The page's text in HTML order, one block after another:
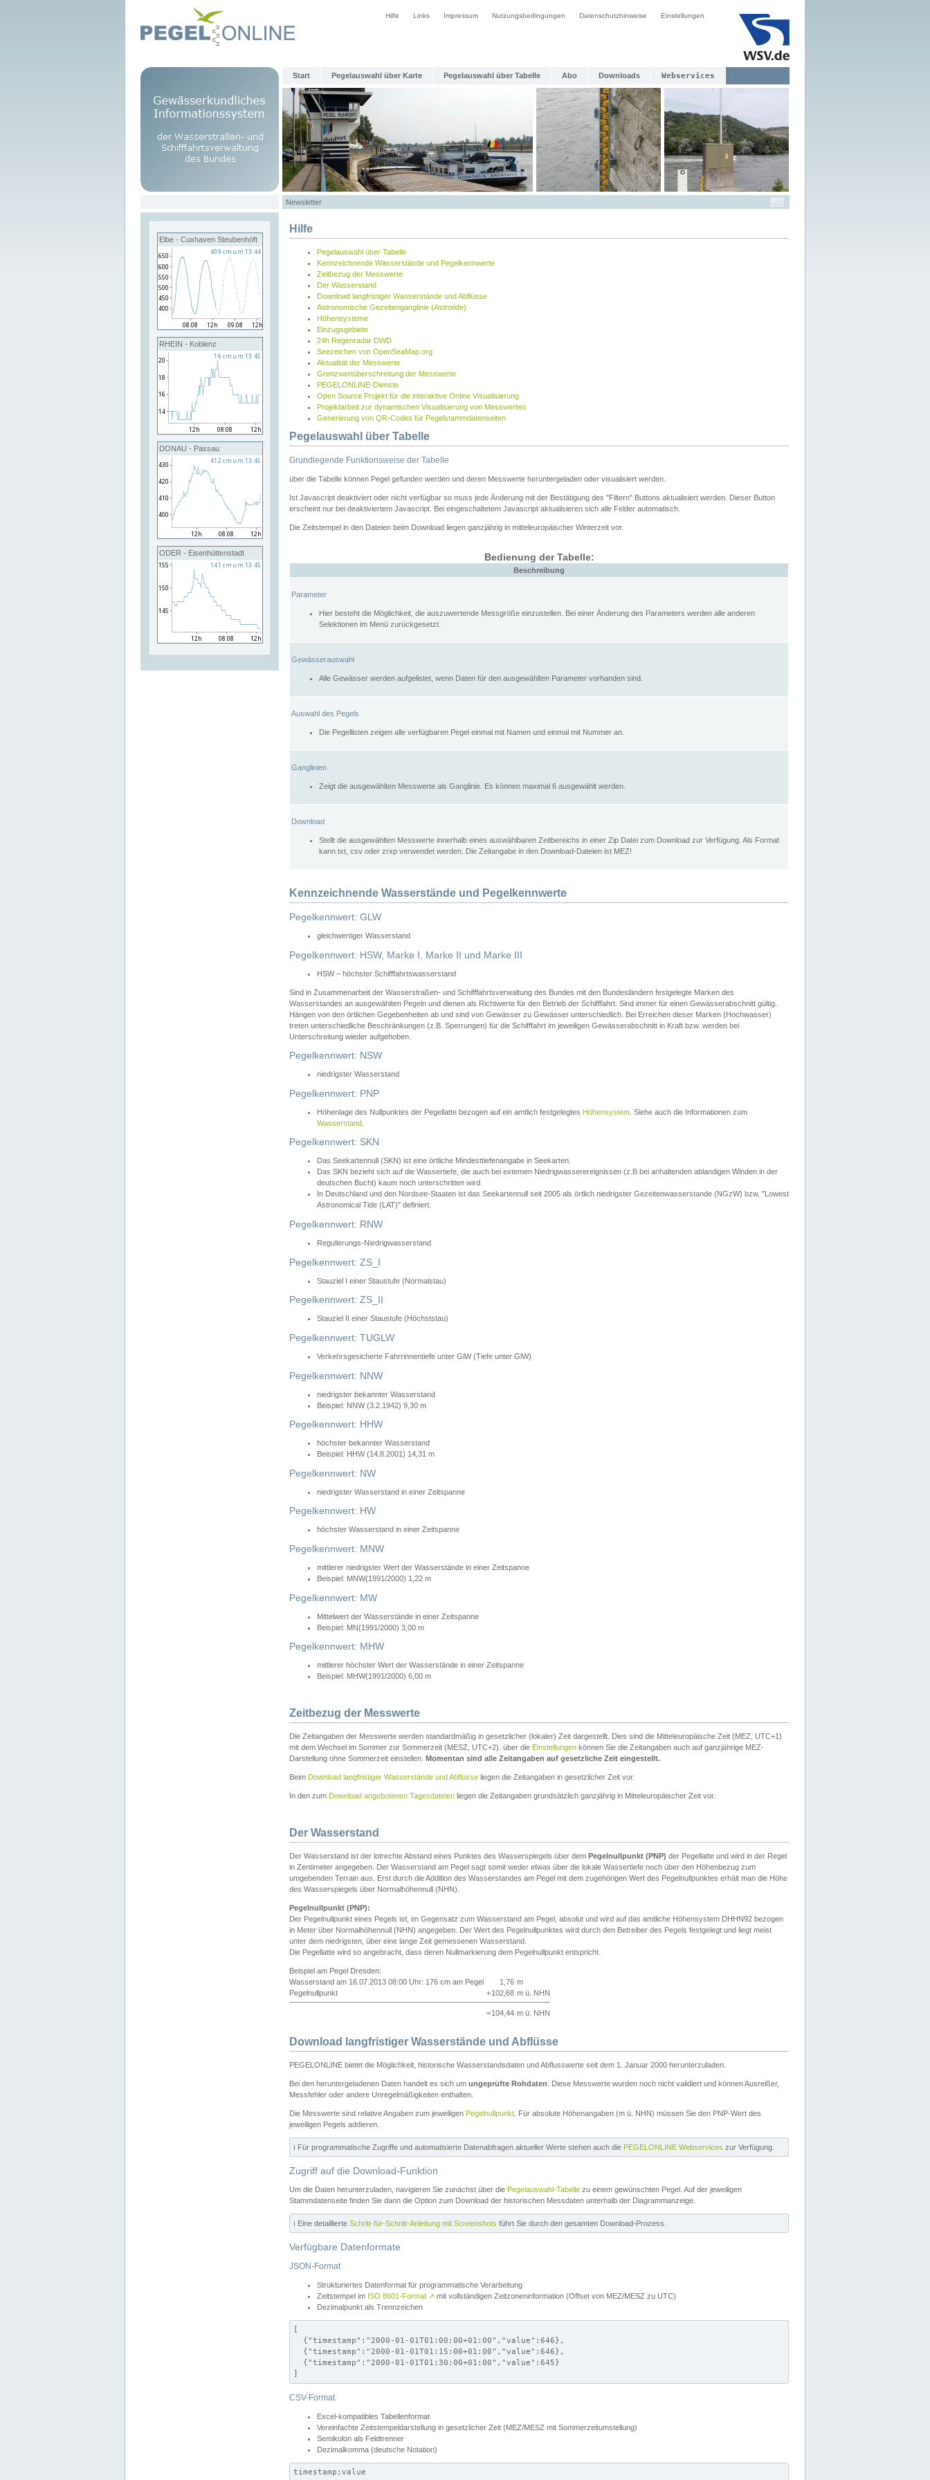
Hilfe Links Impressum Nutzungsbedingungen Datenschutzhinweise Einstellungen
Start Pegelauswahl über Karte Pegelauswahl über Tabelle Abo Downloads Webservices
Newsletter
Elbe - Cuxhaven Steubenhöft
RHEIN - Koblenz
DONAU - Passau
ODER - Eisenhüttenstadt
Hilfe
Pegelauswahl über Tabelle
Kennzeichnende Wasserstände und Pegelkennwerte
Zeitbezug der Messwerte
Der Wasserstand
Download langfristiger Wasserstände und Abflüsse
Astronomische Gezeitenganglinie (Astrotide)
Höhensysteme
Einzugsgebiete
24h Regenradar DWD
Seezeichen von OpenSeaMap.org
Aktualität der Messwerte
Grenzwertüberschreitung der Messwerte
PEGELONLINE-Dienste
Open Source Projekt für die interaktive Online Visualisierung
Projektarbeit zur dynamischen Visualisierung von Messwerten
Generierung von QR-Codes für Pegelstammdatenseiten
Pegelauswahl über Tabelle
Grundlegende Funktionsweise der Tabelle
über die Tabelle können Pegel gefunden werden und deren Messwerte heruntergeladen oder visualisiert werden.
Ist Javascript deaktiviert oder nicht verfügbar so muss jede Änderung mit der Bestätigung des "Filtern" Buttons aktualisiert werden. Dieser Button
erscheint nur bei deaktiviertem Javascript. Bei eingeschaltetem Javascript aktualisieren sich alle Felder automatisch.
Die Zeitstempel in den Dateien beim Download liegen ganzjährig in mitteleuropäischer Winterzeit vor.
Bedienung der Tabelle:
Beschreibung
Parameter
Hier besteht die Möglichkeit, die auszuwertende Messgröße einzustellen. Bei einer Änderung des Parameters werden alle anderen
Selektionen im Menü zurückgesetzt.
Gewässerauswahl
Alle Gewässer werden aufgelistet, wenn Daten für den ausgewählten Parameter vorhanden sind.
Auswahl des Pegels
Die Pegellisten zeigen alle verfügbaren Pegel einmal mit Namen und einmal mit Nummer an.
Ganglinien
Zeigt die ausgewählten Messwerte als Ganglinie. Es können maximal 6 ausgewählt werden.
Download
Stellt die ausgewählten Messwerte innerhalb eines auswählbaren Zeitbereichs in einer Zip Datei zum Download zur Verfügung. Als Format
kann txt, csv oder zrxp verwendet werden. Die Zeitangabe in den Download-Dateien ist MEZ!
Kennzeichnende Wasserstände und Pegelkennwerte
Pegelkennwert: GLW
gleichwertiger Wasserstand
Pegelkennwert: HSW, Marke I, Marke II und Marke III
HSW – höchster Schifffahrtswasserstand
Sind in Zusammenarbeit der Wasserstraßen- und Schifffahrtsverwaltung des Bundes mit den Bundesländern festgelegte Marken des
Wasserstandes an ausgewählten Pegeln und dienen als Richtwerte für den Betrieb der Schifffahrt. Sind immer für einen Gewässerabschnitt gültig.
Hängen von den örtlichen Gegebenheiten ab und sind von Gewässer zu Gewässer unterschiedlich. Bei Erreichen dieser Marken (Hochwasser)
treten unterschiedliche Beschränkungen (z.B. Sperrungen) für die Schifffahrt im jeweiligen Gewässerabschnitt in Kraft bzw. werden bei
Unterschreitung wieder aufgehoben.
Pegelkennwert: NSW
niedrigster Wasserstand
Pegelkennwert: PNP
Höhenlage des Nullpunktes der Pegellatte bezogen auf ein amtlich festgelegtes Höhensystem . Siehe auch die Informationen zum
Wasserstand
Pegelkennwert: SKN
Das Seekartennull (SKN) ist eine örtliche Mindesttiefenangabe in Seekarten.
Das SKN bezieht sich auf die Wassertiefe, die auch bei extemen Niedrigwasserereignissen (z.B bei anhaltenden ablandigen Winden in der
deutschen Bucht) kaum noch unterschritten wird.
In Deutschland und den Nordsee-Staaten ist das Seekartennull seit 2005 als örtlich niedrigster Gezeitenwasserstande (NGzW) bzw. "Lowest
Astronomical Tide (LAT)" definiert.
Pegelkennwert: RNW
Regulierungs-Niedrigwasserstand
Pegelkennwert: ZS_I
Stauziel I einer Staustufe (Normalstau)
Pegelkennwert: ZS_II
Stauziel II einer Staustufe (Höchststau)
Pegelkennwert: TUGLW
Verkehrsgesicherte Fahrrinnentiefe unter GlW (Tiefe unter GlW)
Pegelkennwert: NNW
niedrigster bekannter Wasserstand
Beispiel: NNW (3.2.1942) 9,30 m
Pegelkennwert: HHW
höchster bekannter Wasserstand
Beispiel: HHW (14.8.2001) 14,31 m
Pegelkennwert: NW
niedrigster Wasserstand in einer Zeitspanne
Pegelkennwert: HW
höchster Wasserstand in einer Zeitspanne
Pegelkennwert: MNW
mittlerer niedrigster Wert der Wasserstände in einer Zeitspanne
Beispiel: MNW(1991/2000) 1,22 m
Pegelkennwert: MW
Mittelwert der Wasserstände in einer Zeitspanne
Beispiel: MN(1991/2000) 3,00 m
Pegelkennwert: MHW
mittlerer höchster Wert der Wasserstände in einer Zeitspanne
Beispiel: MHW(1991/2000) 6,00 m
Zeitbezug der Messwerte
Die Zeitangaben der Messwerte werden standardmäßig in gesetzlicher (lokaler) Zeit dargestellt. Dies sind die Mitteleuropäische Zeit (MEZ, UTC+1)
mit dem Wechsel im Sommer zur Sommerzeit (MESZ, UTC+2). über die Einstellungen können Sie die Zeitangaben auch auf ganzjährige MEZ-
Darstellung ohne Sommerzeit einstellen. Momentan sind alle Zeitangaben auf gesetzliche Zeit eingestellt.
Beim Download langfristiger Wasserstände und Abflüsse liegen die Zeitangaben in gesetzlicher Zeit vor.
In den zum Download angebotenen Tagesdateien liegen die Zeitangaben grundsätzlich ganzjährig in Mitteleuropäischer Zeit vor.
Der Wasserstand
Der Wasserstand ist der lotrechte Abstand eines Punktes des Wasserspiegels über dem Pegelnullpunkt (PNP) der Pegellatte und wird in der Regel
in Zentimeter angegeben. Der Wasserstand am Pegel sagt somit weder etwas über die lokale Wassertiefe noch über den Höhenbezug zum
umgebenden Terrain aus. Erst durch die Addition des Wasserstandes am Pegel mit dem zugehörigen Wert des Pegelnullpunktes erhält man die Höhe
des Wasserspiegels über Normalhöhennull (NHN).
Pegelnullpunkt (PNP):
Der Pegelnullpunkt eines Pegels ist, im Gegensatz zum Wasserstand am Pegel, absolut und wird auf das amtliche Höhensystem DHHN92 bezogen
in Meter über Normalhöhennull (NHN) angegeben. Der Wert des Pegelnullpunktes wird durch den Betreiber des Pegels festgelegt und liegt meist
unter dem niedrigsten, über eine lange Zeit gemessenen Wasserstand.
Die Pegellatte wird so angebracht, dass deren Nullmarkierung dem Pegelnullpunkt entspricht.
Beispiel am Pegel Dresden:
Wasserstand am 16.07.2013 08:00 Uhr: 176 cm am Pegel
1,76 m
Pegelnullpunkt
+102,68 m ü. NHN
=104,44 m ü. NHN
Download langfristiger Wasserstände und Abflüsse
PEGELONLINE bietet die Möglichkeit, historische Wasserstandsdaten und Abflusswerte seit dem 1. Januar 2000 herunterzuladen.
Bei den heruntergeladenen Daten handelt es sich um ungeprüfte Rohdaten . Diese Messwerte wurden noch nicht validiert und können Ausreißer,
Messfehler oder andere Unregelmäßigkeiten enthalten.
Die Messwerte sind relative Angaben zum jeweiligen Pegelnullpunkt . Für absolute Höhenangaben (m ü. NHN) müssen Sie den PNP-Wert des
jeweiligen Pegels addieren.
ℹ️ Für programmatische Zugriffe und automatisierte Datenabfragen aktueller Werte stehen auch die PEGELONLINE Webservices zur Verfügung.
Zugriff auf die Download-Funktion
Um die Daten herunterzuladen, navigieren Sie zunächst über die Pegelauswahl-Tabelle zu einem gewünschten Pegel. Auf der jeweiligen
Stammdatenseite finden Sie dann die Option zum Download der historischen Messdaten unterhalb der Diagrammanzeige.
ℹ️ Eine detaillierte Schritt-für-Schritt-Anleitung mit Screenshots führt Sie durch den gesamten Download-Prozess.
Verfügbare Datenformate
JSON-Format
Strukturiertes Datenformat für programmatische Verarbeitung
Zeitstempel im ISO 8601-Format ↗ mit vollständigen Zeitzoneninformation (Offset von MEZ/MESZ zu UTC)
Dezimalpunkt als Trennzeichen
[
  {"timestamp":"2000-01-01T01:00:00+01:00","value":646},
  {"timestamp":"2000-01-01T01:15:00+01:00","value":646},
  {"timestamp":"2000-01-01T01:30:00+01:00","value":645}
]
CSV-Format
Excel-kompatibles Tabellenformat
Vereinfachte Zeitstempeldarstellung in gesetzlicher Zeit (MEZ/MESZ mit Sommerzeitumstellung)
Semikolon als Feldtrenner
Dezimalkomma (deutsche Notation)
timestamp;value